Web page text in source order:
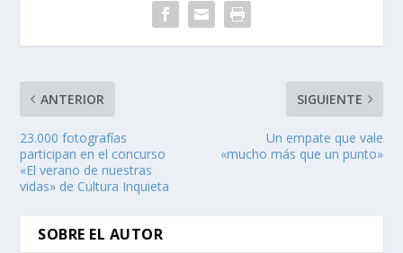
ANTERIOR
23.000 fotografías
participan en el concurso
«El verano de nuestras
vidas» de Cultura Inquieta
SIGUIENTE
Un empate que vale
«mucho más que un punto»
SOBRE EL AUTOR